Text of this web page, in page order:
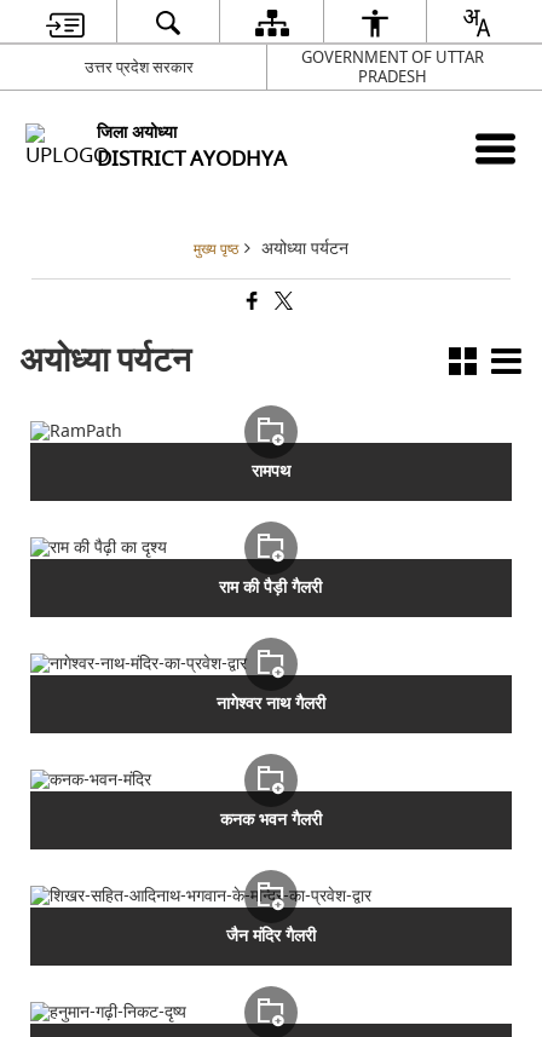
उत्तर प्रदेश सरकार
GOVERNMENT OF UTTAR
PRADESH
जिला अयोध्या
DISTRICT AYODHYA
मुख्य पृष्ठ अयोध्या पर्यटन
अयोध्या पर्यटन
रामपथ
राम की पैड़ी गैलरी
नागेश्वर नाथ गैलरी
कनक भवन गैलरी
जैन मंदिर गैलरी